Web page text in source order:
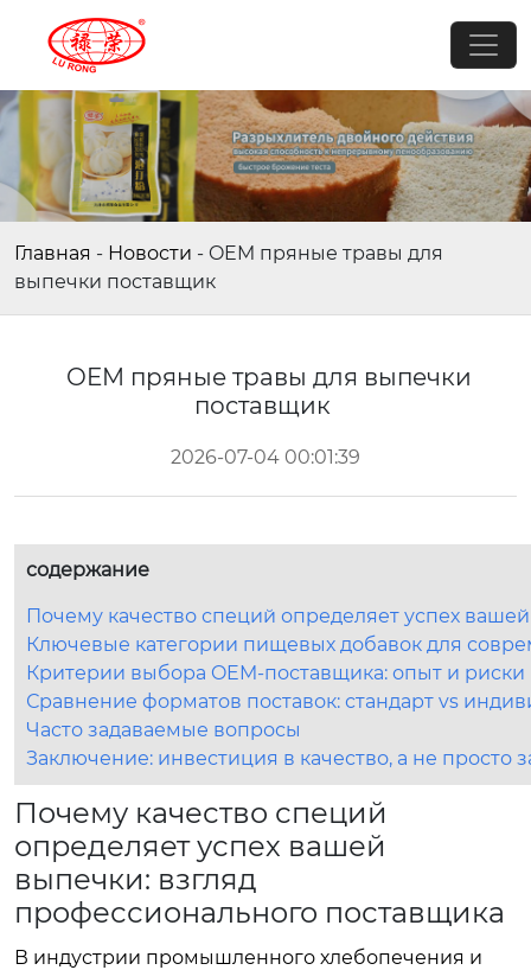
Главная - Новости - OEM пряные травы для
выпечки поставщик
OEM пряные травы для выпечки
поставщик
2026-07-04 00:01:39
содержание
Почему качество специй определяет успех
Ключевые категории пищевых добавок для
Критерии выбора OEM-поставщика: опыт и риски
Сравнение форматов поставок: стандарт vs
Часто задаваемые вопросы
Заключение: инвестиция в качество, а не просто
Почему качество специй
определяет успех вашей
выпечки: взгляд
профессионального поставщика
В индустрии промышленного хлебопечения и